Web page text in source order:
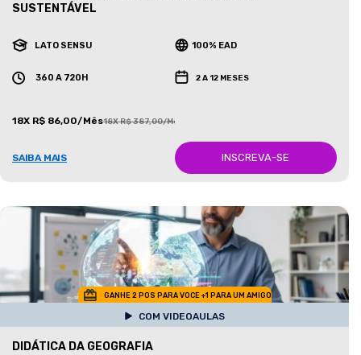
SUSTENTÁVEL
LATO SENSU 100% EAD
360 A 720H 2 A 12 MESES
18X R$ 86,00/Mês18X R$ 387,00/Mês
SAIBA MAIS INSCREVA-SE
GANHE 2 POS PARA VOCE +1 PARA UM AMIGO
COM VIDEOAULAS
DIDÁTICA DA GEOGRAFIA